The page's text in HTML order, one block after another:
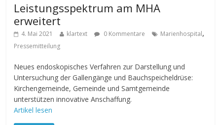
Leistungsspektrum am MHA
erweitert
4. Mai 2021 klartext 0 Kommentare Marienhospital,
Pressemitteilung
Neues endoskopisches Verfahren zur Darstellung und
Untersuchung der Gallengänge und Bauchspeicheldrüse:
Kirchengemeinde, Gemeinde und Samtgemeinde
unterstützen innovative Anschaffung.
Artikel lesen